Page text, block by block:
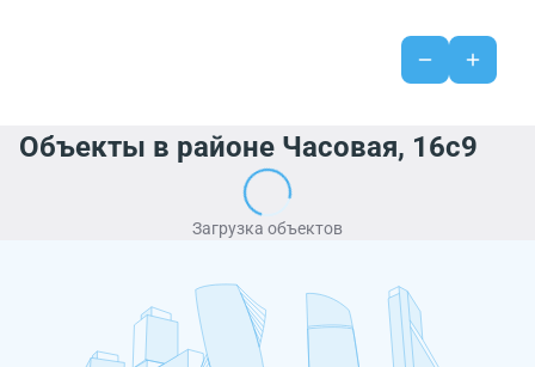
Объекты в районе Часовая, 16с9
Загрузка объектов